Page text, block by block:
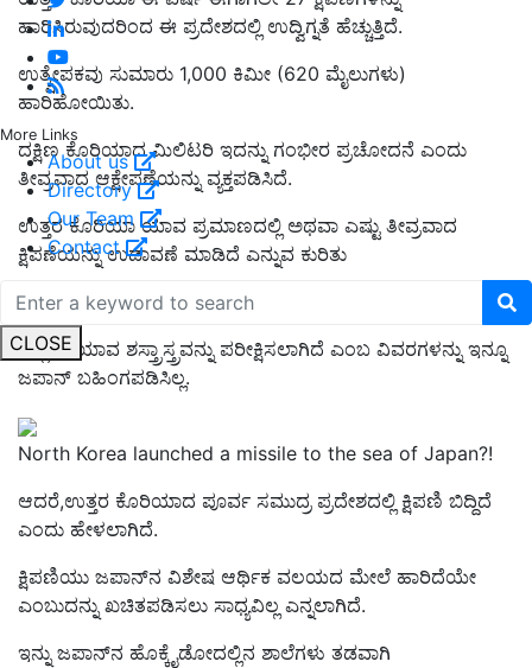
More Links
About us
Directory
Our Team
Contact
CLOSE
ಹಾರಿಸಿರುವುದರಿಂದ ಈ ಪ್ರದೇಶದಲ್ಲಿ ಉದ್ವಿಗ್ನತೆ ಹೆಚ್ಚುತ್ತಿದೆ.
ಉತ್ಕ್ಷೇಪಕವು ಸುಮಾರು 1,000 ಕಿಮೀ (620 ಮೈಲುಗಳು)
ಹಾರಿಹೋಯಿತು.
ದಕ್ಷಿಣ ಕೊರಿಯಾದ ಮಿಲಿಟರಿ ಇದನ್ನು ಗಂಭೀರ ಪ್ರಚೋದನೆ ಎಂದು
ತೀವ್ರವಾದ ಆಕ್ಷೇಪಣೆಯನ್ನು ವ್ಯಕ್ತಪಡಿಸಿದೆ.
ಉತ್ತರ ಕೊರಿಯಾ ಯಾವ ಪ್ರಮಾಣದಲ್ಲಿ ಅಥವಾ ಎಷ್ಟು ತೀವ್ರವಾದ
ಕ್ಷಿಪಣೆಯನ್ನು ಉಡಾವಣೆ ಮಾಡಿದೆ ಎನ್ನುವ ಕುರಿತು
ಇಲ್ಲಿಯ ವರೆಗೆ ಯಾವುದೇ ನಿಖರವಾದ ಮಾಹಿತಿ ಲಭ್ಯವಾಗಿಲ್ಲ.
ಅಲ್ಲದೇ ಯಾವ ಶಸ್ತ್ರಾಸ್ತ್ರವನ್ನು ಪರೀಕ್ಷಿಸಲಾಗಿದೆ ಎಂಬ ವಿವರಗಳನ್ನು ಇನ್ನೂ
ಜಪಾನ್‌ ಬಹಿಂಗಪಡಿಸಿಲ್ಲ.
North Korea launched a missile to the sea of Japan?!
ಆದರೆ,ಉತ್ತರ ಕೊರಿಯಾದ ಪೂರ್ವ ಸಮುದ್ರ ಪ್ರದೇಶದಲ್ಲಿ ಕ್ಷಿಪಣಿ ಬಿದ್ದಿದೆ
ಎಂದು ಹೇಳಲಾಗಿದೆ.
ಕ್ಷಿಪಣಿಯು ಜಪಾನ್‌ನ ವಿಶೇಷ ಆರ್ಥಿಕ ವಲಯದ ಮೇಲೆ ಹಾರಿದೆಯೇ
ಎಂಬುದನ್ನು ಖಚಿತಪಡಿಸಲು ಸಾಧ್ಯವಿಲ್ಲ ಎನ್ನಲಾಗಿದೆ.
ಇನ್ನು ಜಪಾನ್‌ನ ಹೊಕ್ಕೈಡೋದಲ್ಲಿನ ಶಾಲೆಗಳು ತಡವಾಗಿ